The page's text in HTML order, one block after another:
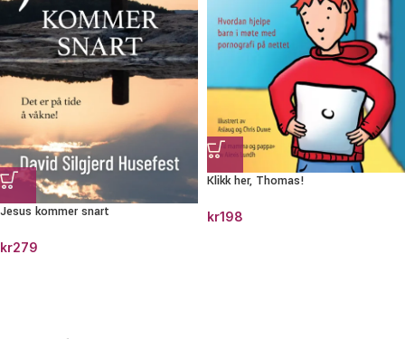
Jesus kommer snart
kr279
Klikk her, Thomas!
kr198